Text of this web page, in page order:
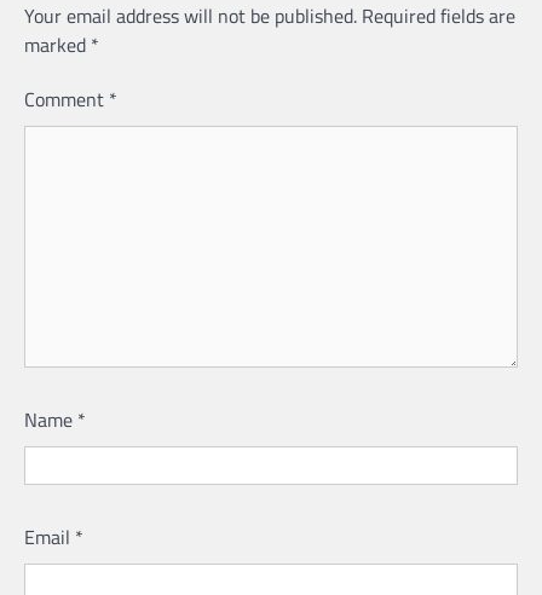
Your email address will not be published. Required fields are
marked *
Comment *
Name *
Email *